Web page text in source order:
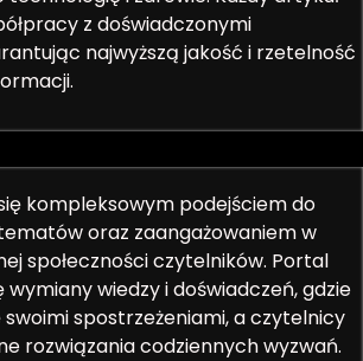
z doświadczonymi
najwyższą jakość i rzetelność
kompleksowym podejściem do
oraz zaangażowaniem w
społeczności czytelników. Portal
wiedzy i doświadczeń, gdzie
spostrzeżeniami, a czytelnicy
rozwiązania codziennych wyzwań.